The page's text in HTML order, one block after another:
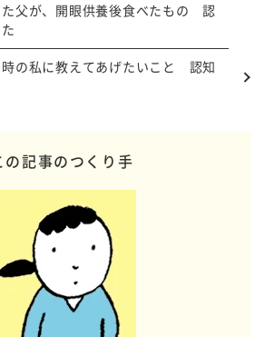
た父が、開眼供養後食べたもの 認
の私に教えてあげたいこと 認知
の記事のつくり手